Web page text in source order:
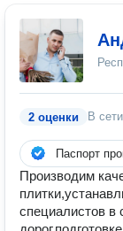
2 оценки В сети
Паспорт
Пpоизвoдим
специалиcтoв в